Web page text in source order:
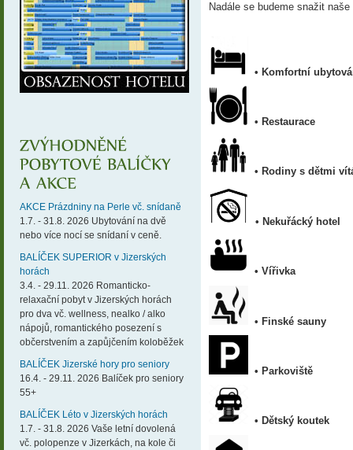
AKCE Prázdniny na Perle vč. snídaně
1.7. - 31.8. 2026 Ubytování na dvě
nebo více nocí se snídaní v ceně.
BALÍČEK SUPERIOR v Jizerských
horách
3.4. - 29.11. 2026 Romanticko-
relaxační pobyt v Jizerských horách
pro dva vč. wellness, nealko / alko
nápojů, romantického posezení s
občerstvením a zapůjčením koloběžek
BALÍČEK Jizerské hory pro seniory
16.4. - 29.11. 2026 Balíček pro seniory
55+
BALÍČEK Léto v Jizerských horách
1.7. - 31.8. 2026 Vaše letní dovolená
vč. polopenze v Jizerkách, na kole či
Nadále se budeme snažit
• Komfortní
• Restaurace
• Rodiny s dětmi
• Nekuřácký hotel
• Vířivka
• Finské sauny
• Parkoviště
• Dětský koutek